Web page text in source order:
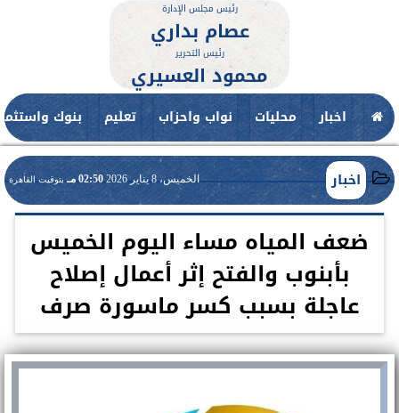
رئيس مجلس الإدارة
عصام بداري
رئيس التحرير
محمود العسيري
اخبار محليات نواب واحزاب تعليم بنوك
اخبار الخميس، 8 يناير 2026 02:50 مـ بتوقيت القاهرة
ضعف المياه مساء اليوم الخميس
بأبنوب والفتح إثر أعمال إصلاح
عاجلة بسبب كسر ماسورة صرف